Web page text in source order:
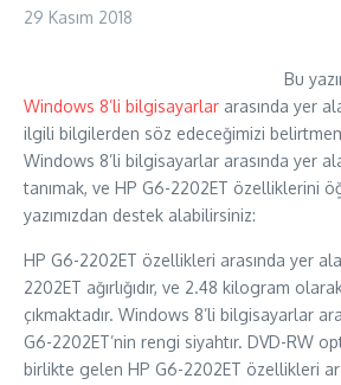
29 Kasım 2018
Bu
Windows 8’li bilgisayarlar arasında yer
ilgili bilgilerden söz edeceğimizi
Windows 8’li bilgisayarlar arasında yer
tanımak, ve HP G6-2202ET özelliklerini
yazımızdan destek alabilirsiniz:
HP G6-2202ET özellikleri arasında yer
2202ET ağırlığıdır, ve 2.48 kilogram
çıkmaktadır. Windows 8’li bilgisayarlar
G6-2202ET’nin rengi siyahtır. DVD-RW
birlikte gelen HP G6-2202ET özellikleri